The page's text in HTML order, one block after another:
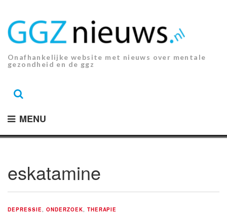
inhoud.
Onafhankelijke website met nieuws over mentale
gezondheid en de ggz
MENU
eskatamine
DEPRESSIE ONDERZOEK THERAPIE